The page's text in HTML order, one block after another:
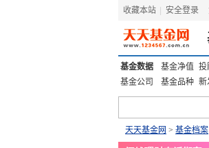
收藏本站 安全登录
基金数据 基金净值 投
基金公司
基金品种 新
天天基金网 > 基金档案